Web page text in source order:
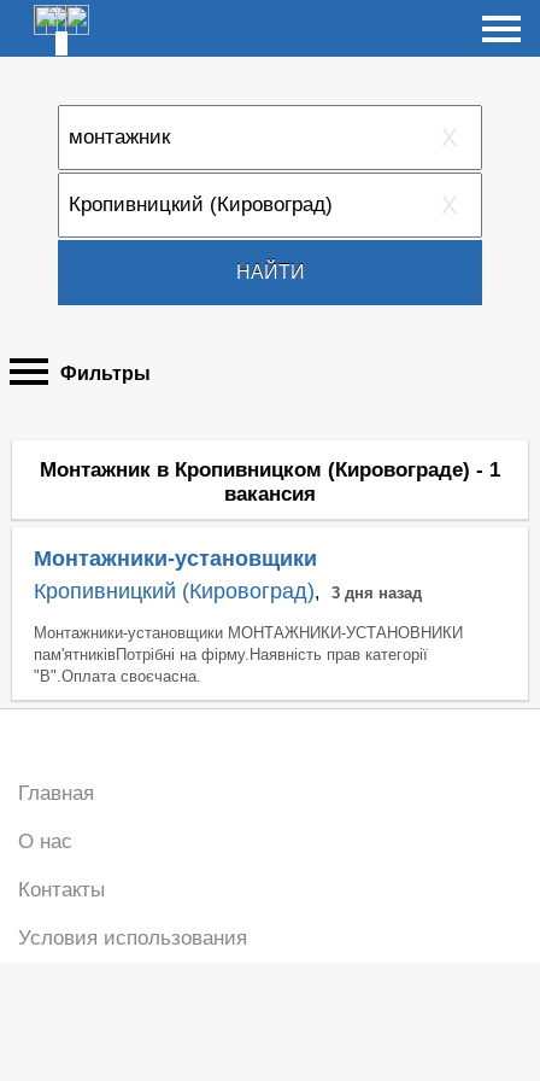
X
X
НАЙТИ
Фильтры
Монтажник в Кропивницком (Кировограде) - 1
вакансия
Монтажники-установщики
Кропивницкий (Кировоград), 3 дня назад
Монтажники-установщики МОНТАЖНИКИ-УСТАНОВНИКИ
пам'ятниківПотрібні на фірму.Наявність прав категорії
"В".Оплата своєчасна.
Главная
О нас
Контакты
Условия использования